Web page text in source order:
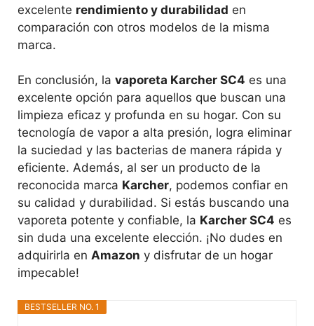
excelente rendimiento y durabilidad en
comparación con otros modelos de la misma
marca.
En conclusión, la vaporeta Karcher SC4 es una
excelente opción para aquellos que buscan una
limpieza eficaz y profunda en su hogar. Con su
tecnología de vapor a alta presión, logra eliminar
la suciedad y las bacterias de manera rápida y
eficiente. Además, al ser un producto de la
reconocida marca Karcher, podemos confiar en
su calidad y durabilidad. Si estás buscando una
vaporeta potente y confiable, la Karcher SC4 es
sin duda una excelente elección. ¡No dudes en
adquirirla en Amazon y disfrutar de un hogar
impecable!
BESTSELLER NO. 1